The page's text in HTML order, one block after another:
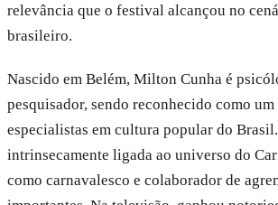
relevância que o festival alcançou no
brasileiro.
Nascido em Belém, Milton Cunha é
pesquisador, sendo reconhecido como um
especialistas em cultura popular do
intrinsecamente ligada ao universo do
como carnavalesco e colaborador de